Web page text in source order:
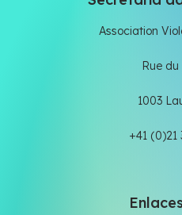
Association
Rue
1003
+41 (0)21